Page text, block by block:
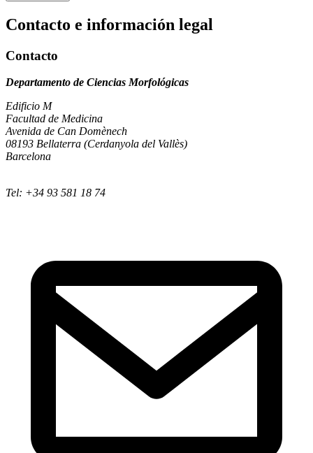
Contacto e información legal
Contacto
Departamento de Ciencias Morfológicas
Edificio M
Facultad de Medicina
Avenida de Can Domènech
08193 Bellaterra (Cerdanyola del Vallès)
Barcelona
Tel: +34 93 581 18 74